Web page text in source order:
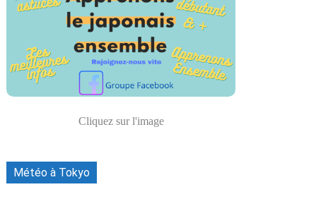
Cliquez sur l'image
Météo à Tokyo